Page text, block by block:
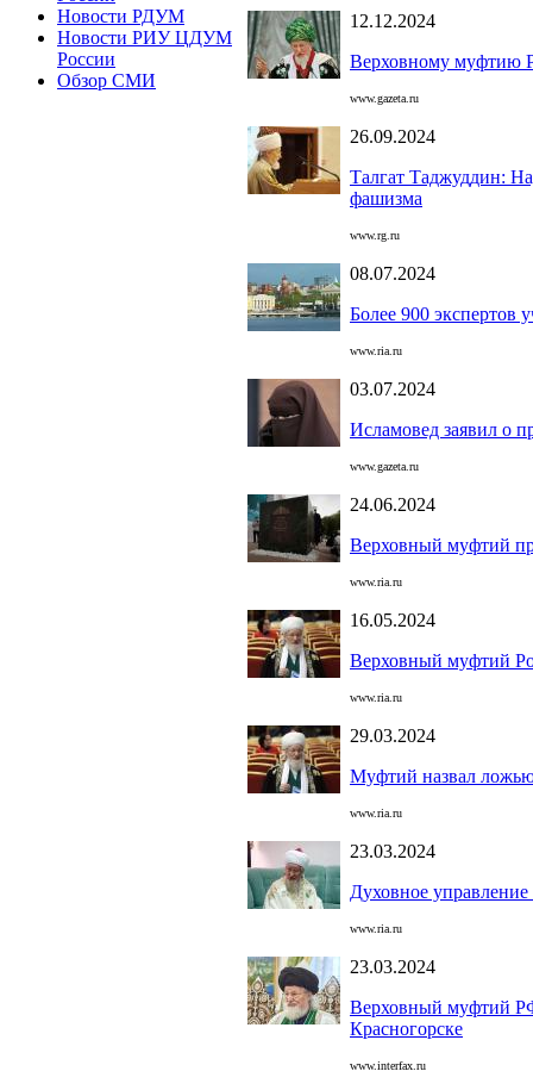
Новости РДУМ
Новости РИУ ЦДУМ
России
Обзор СМИ
12.12.2024
Верховному муфтию
www.gazeta.ru
26.09.2024
Талгат Таджуддин:
фашизма
www.rg.ru
08.07.2024
Более 900 экспертов
www.ria.ru
03.07.2024
Исламовед заявил о
www.gazeta.ru
24.06.2024
Верховный муфтий
www.ria.ru
16.05.2024
Верховный муфтий
www.ria.ru
29.03.2024
Муфтий назвал ложью
www.ria.ru
23.03.2024
Духовное управление
www.ria.ru
23.03.2024
Верховный муфтий РФ
Красногорске
www.interfax.ru